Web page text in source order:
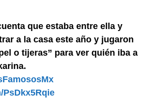
que estaba entre ella y
a la casa este año y jugaron
o tijeras” para ver quién iba a